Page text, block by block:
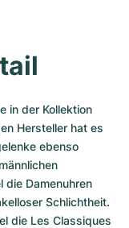
in der Kollektion
Hersteller hat es
ebenso
die Damenuhren
Schlichtheit.
die Les Classiques